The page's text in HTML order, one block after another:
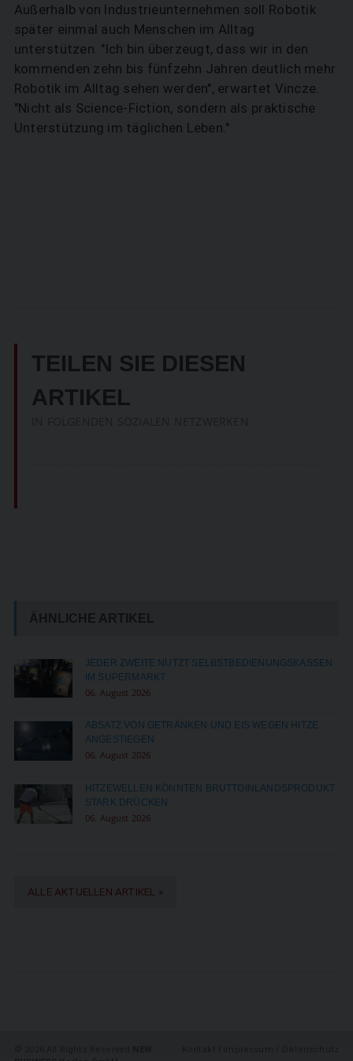
Außerhalb von Industrieunternehmen soll Robotik
später einmal auch Menschen im Alltag
unterstützen. "Ich bin überzeugt, dass wir in den
kommenden zehn bis fünfzehn Jahren deutlich mehr
Robotik im Alltag sehen werden", erwartet Vincze.
"Nicht als Science-Fiction, sondern als praktische
Unterstützung im täglichen Leben."
TEILEN SIE DIESEN
ARTIKEL
ÄHNLICHE ARTIKEL
JEDER ZWEITE NUTZT SELBSTBEDIENUNGSKASSEN
IM SUPERMARKT
06. August 2026
ABSATZ VON GETRÄNKEN UND EIS WEGEN HITZE
ANGESTIEGEN
06. August 2026
HITZEWELLEN KÖNNTEN BRUTTOINLANDSPRODUKT
STARK DRÜCKEN
06. August 2026
ALLE AKTUELLEN ARTIKEL »